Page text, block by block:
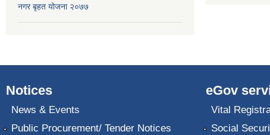
नगर बृहत योजना २०७७
Notices
News & Events
Public Procurement/ Tender Notices
eGov
Vital
Social